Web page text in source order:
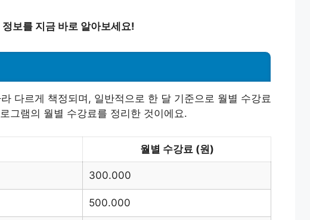
보를 지금 바로 알아보세요!
다르게 책정되며, 일반적으로 한 달 기준으로 월별 수강료
그램의 월별 수강료를 정리한 것이에요.
월별 수강료 (원)
300.000
500.000